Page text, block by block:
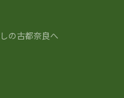
の古都奈良へ